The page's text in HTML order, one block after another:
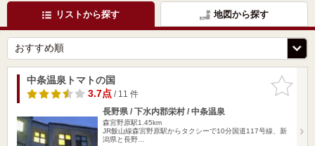
リストから探す 地図から探す
お気に入
りに追加
中条温泉トマトの国
3.7点/ 11 件
長野県 / 下水内郡栄村 / 中条温泉
森宮野原駅1.45km
JR飯山線森宮野原駅からタクシーで10分国道117号線、新
潟県と長野…